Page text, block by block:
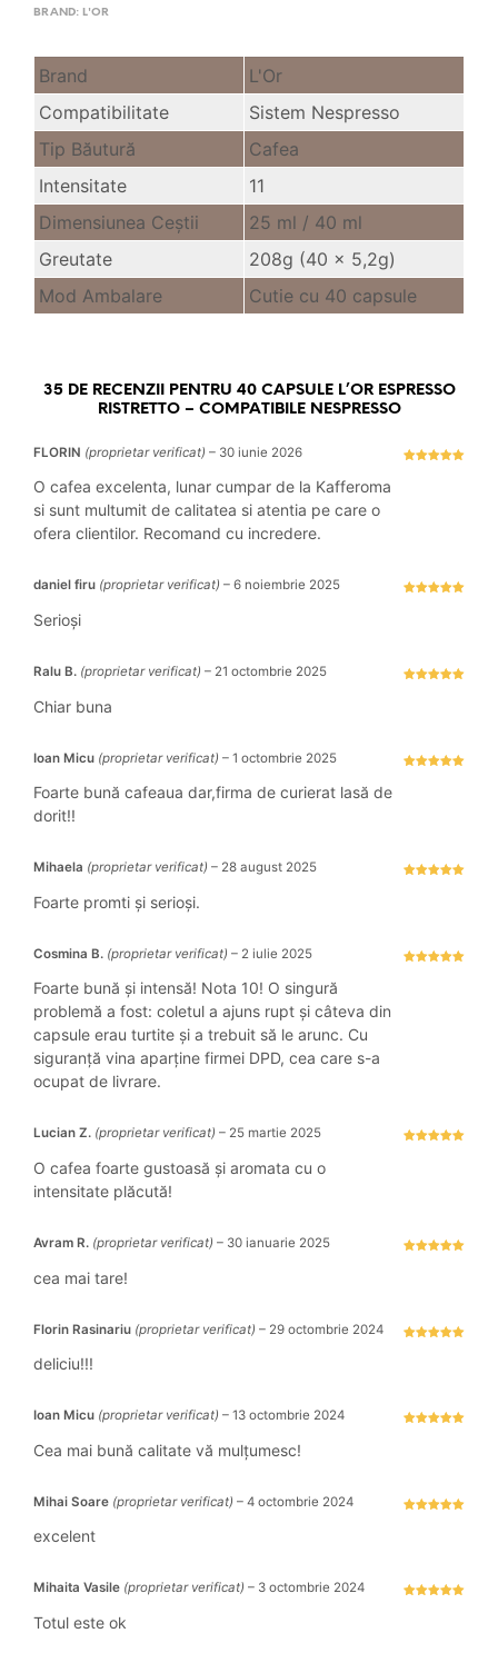
BRAND: L'OR
Brand
L'Or
Compatibilitate
Sistem Nespresso
Tip Băutură
Cafea
Intensitate
11
Dimensiunea Ceştii
25 ml / 40 ml
Greutate
208g (40 x 5,2g)
Mod Ambalare
Cutie cu 40 capsule
35 DE RECENZII PENTRU 40 CAPSULE L’OR ESPRESSO
RISTRETTO – COMPATIBILE NESPRESSO
FLORIN (proprietar verificat) – 30 iunie 2026
O cafea excelenta, lunar cumpar de la Kafferoma
si sunt multumit de calitatea si atentia pe care o
ofera clientilor. Recomand cu incredere.
daniel firu (proprietar verificat) – 6 noiembrie 2025
Serioși
Ralu B. (proprietar verificat) – 21 octombrie 2025
Chiar buna
Ioan Micu (proprietar verificat) – 1 octombrie 2025
Foarte bună cafeaua dar,firma de curierat lasă de
dorit!!
Mihaela (proprietar verificat) – 28 august 2025
Foarte promti și serioși.
Cosmina B. (proprietar verificat) – 2 iulie 2025
Foarte bună și intensă! Nota 10! O singură
problemă a fost: coletul a ajuns rupt și câteva din
capsule erau turtite și a trebuit să le arunc. Cu
siguranță vina aparține firmei DPD, cea care s-a
ocupat de livrare.
Lucian Z. (proprietar verificat) – 25 martie 2025
O cafea foarte gustoasă și aromata cu o
intensitate plăcută!
Avram R. (proprietar verificat) – 30 ianuarie 2025
cea mai tare!
Florin Rasinariu (proprietar verificat) – 29 octombrie 2024
deliciu!!!
Ioan Micu (proprietar verificat) – 13 octombrie 2024
Cea mai bună calitate vă mulțumesc!
Mihai Soare (proprietar verificat) – 4 octombrie 2024
excelent
Mihaita Vasile (proprietar verificat) – 3 octombrie 2024
Totul este ok